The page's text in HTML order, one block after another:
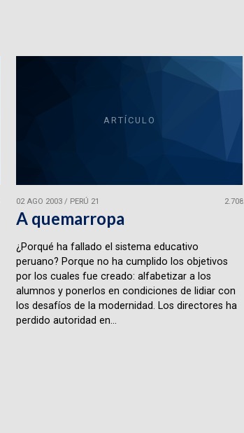
ARTÍCULO
02 AGO 2003/ PERÚ 21 2.708
A quemarropa
¿Porqué ha fallado el sistema educativo
peruano? Porque no ha cumplido los objetivos
por los cuales fue creado: alfabetizar a los
alumnos y ponerlos en condiciones de lidiar con
los desafíos de la modernidad. Los directores ha
perdido autoridad en...